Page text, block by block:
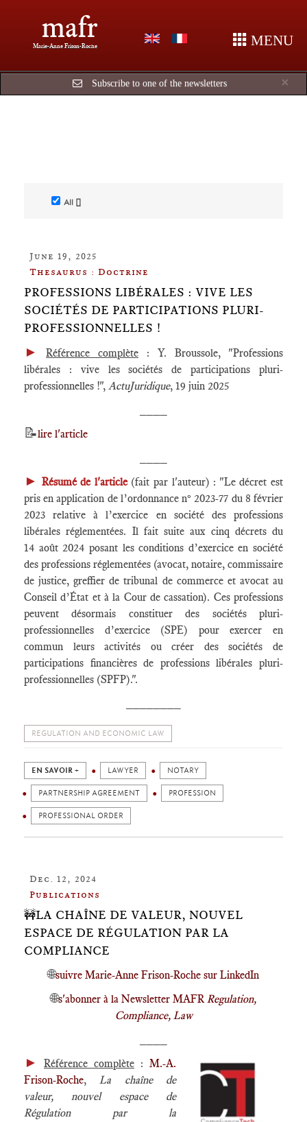
mafr
Marie-Anne Frison-Roche MENU
×
Subscribe to one of the newsletters
All []
June 19, 2025
Thesaurus : Doctrine
PROFESSIONS LIBÉRALES : VIVE LES
SOCIÉTÉS DE PARTICIPATIONS PLURI-
PROFESSIONNELLES !
► Référence complète : Y. Broussole, "Professions
libérales : vive les sociétés de participations pluri-
professionnelles !", ActuJuridique, 19 juin 2025
📝lire l'article
► Résumé de l'article(fait par l'auteur) : "Le décret est
pris en application de l’ordonnance n° 2023-77 du 8 février
2023 relative à l’exercice en société des professions
libérales réglementées. Il fait suite aux cinq décrets du
14 août 2024 posant les conditions d’exercice en société
des professions réglementées (avocat, notaire, commissaire
de justice, greffier de tribunal de commerce et avocat au
Conseil d’État et à la Cour de cassation). Ces professions
peuvent désormais constituer des sociétés pluri-
professionnelles d’exercice (SPE) pour exercer en
commun leurs activités ou créer des sociétés de
participations financières de professions libérales pluri-
professionnelles (SPFP).".
REGULATION AND ECONOMIC LAW
EN SAVOIR + LAWYER NOTARY
PARTNERSHIP AGREEMENT PROFESSION
PROFESSIONAL ORDER
Dec. 12, 2024
Publications
🚧LA CHAÎNE DE VALEUR, NOUVEL
ESPACE DE RÉGULATION PAR LA
COMPLIANCE
🌐suivre Marie-Anne Frison-Roche sur LinkedIn
🌐s'abonner à la Newsletter MAFRRegulation,
Compliance, Law
► Référence complète : M.-A.
Frison-Roche,La chaîne de
valeur, nouvel espace de
Régulation par la